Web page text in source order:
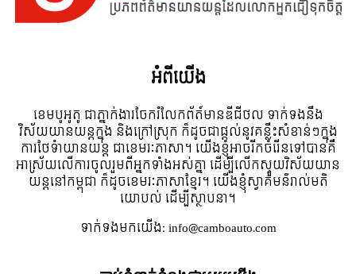
អំពី​យើង
ខេមបូអូតូ ជាភ្នាក់ងារចែករំលែកព័ត៍មានឌីជីថល ទាក់ទងនឹង
វិស័យយានយន្តក្នុង និងក្រៅស្រុក ក៏ដូចជាផ្តល់នូវគន្លឹះសំខាន់ៗក្នុង
ការថែទំាយានយន្ត ជាខេមរៈភាសា។ យើងខ្ញុំអាចរីកចំរើនទៅបានគឺ
អាស្រ័យលើការចូលរួមពីអ្នកទាំងអស់គ្នា ដើម្បីលើកស្ទួយវិស័យយាន
យន្តនៅកម្ពុជា ក៏ដូចខេមរៈភាសាខ្មែរ។ យើងខ្ញុំស្វាគមន៌រាល់មតិ
យោបល់ ដើម្បីស្ថាបនា។
ទាក់ទង​មក​យើង:info@camboauto.com